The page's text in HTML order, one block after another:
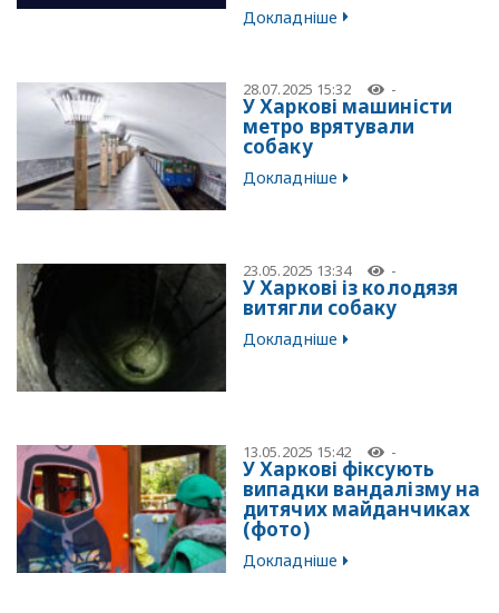
Докладніше
28.07.2025 15:32 -
У Харкові машиністи
метро врятували
собаку
Докладніше
23.05.2025 13:34 -
У Харкові із колодязя
витягли собаку
Докладніше
13.05.2025 15:42 -
У Харкові фіксують
випадки вандалізму на
дитячих майданчиках
(фото)
Докладніше